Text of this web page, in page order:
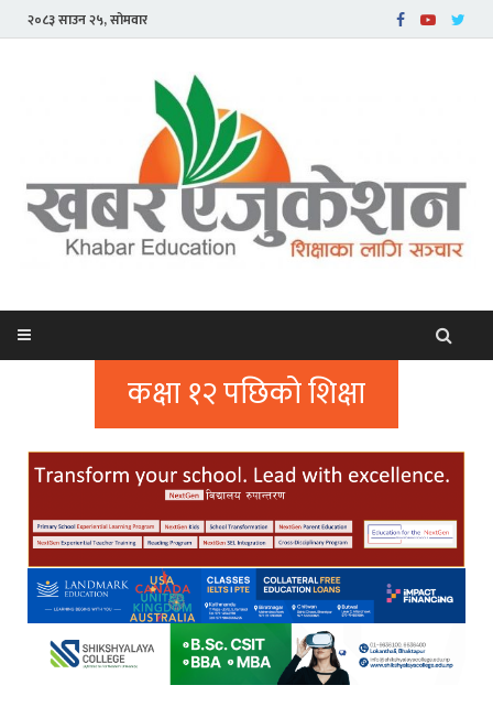
२०८३ साउन २५, सोमवार
कक्षा १२ पछिको शिक्षा